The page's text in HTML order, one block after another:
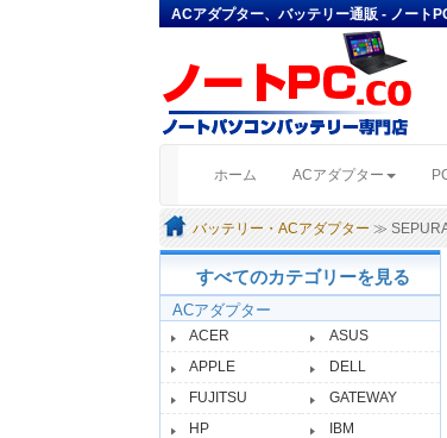
ACアダプター、バッテリー通販 - ノート
ホーム (current)ACアダプター
バッテリー・ACアダプター ≫
すべてのカテゴリーを見る
ACアダプター
ACER
ASUS
APPLE
DELL
FUJITSU
GATEWAY
HP
IBM